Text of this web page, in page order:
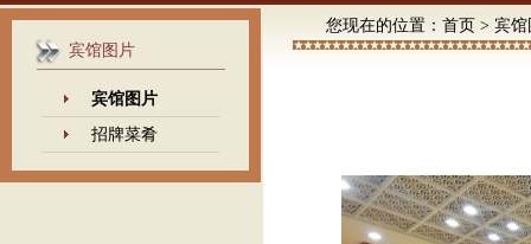
宾馆图片
宾馆图片
招牌菜肴
您现在的位置： 首页 > 宾馆